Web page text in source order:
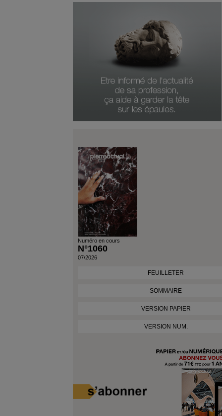
Numéro en cours
N°1060
07/2026
FEUILLETER
SOMMAIRE
VERSION PAPIER
VERSION NUM.